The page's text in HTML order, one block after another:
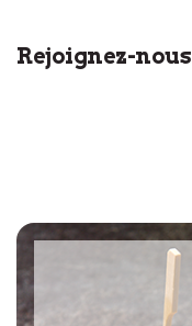
Rejoignez-